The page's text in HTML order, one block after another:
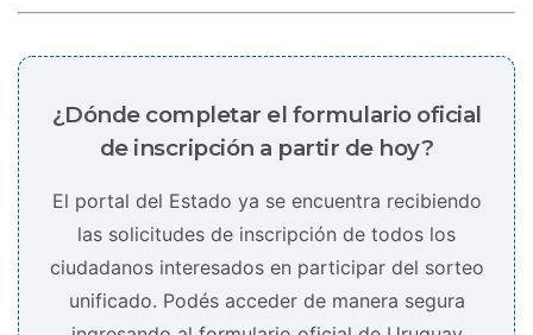
¿Dónde completar el formulario oficial
de inscripción a partir de hoy?
El portal del Estado ya se encuentra recibiendo
las solicitudes de inscripción de todos los
ciudadanos interesados en participar del sorteo
unificado. Podés acceder de manera segura